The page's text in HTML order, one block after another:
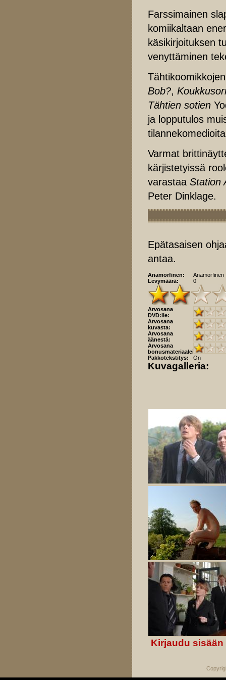
Farssimainen
komiikaltaan
käsikirjoituksen
venyttäminen
Bob?,
Tähtien sotien
ja lopputulos
Varmat
kärjistetyissä
varastaa Station
Peter Dinklage.
Epätasaisen
antaa.
Anamorfinen:
Anamorfinen
Levymäärä:
0
Arvosana
DVD:lle:
Arvosana
kuvasta:
Arvosana
äänestä:
Arvosana
bonusmateriaaleista:
Pakkotekstitys:
On
Kuvagalleria:
Kirjaudu sisään